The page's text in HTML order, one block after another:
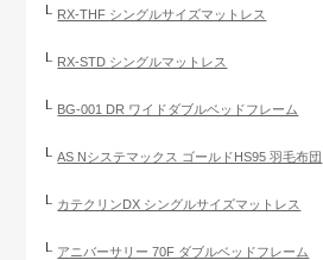
RX-THF シングルサイズマットレス
RX-STD シングルマットレス
BG-001 DR ワイドダブルベッドフレーム
AS Nシステマックス ゴールドHS95 羽毛布団
カテクリンDX シングルサイズマットレス
アニバーサリー 70F ダブルベッドフレーム